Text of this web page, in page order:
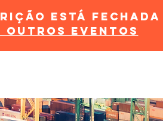
está fechada
outros eventos